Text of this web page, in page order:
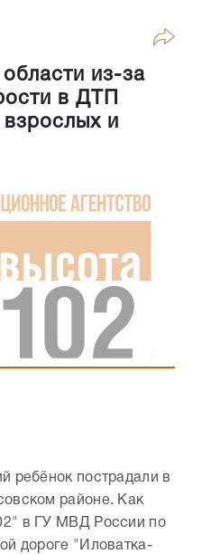
из-за
в ДТП
и
ребёнок пострадали в
районе. Как
в ГУ МВД России по
дороге "Иловатка-